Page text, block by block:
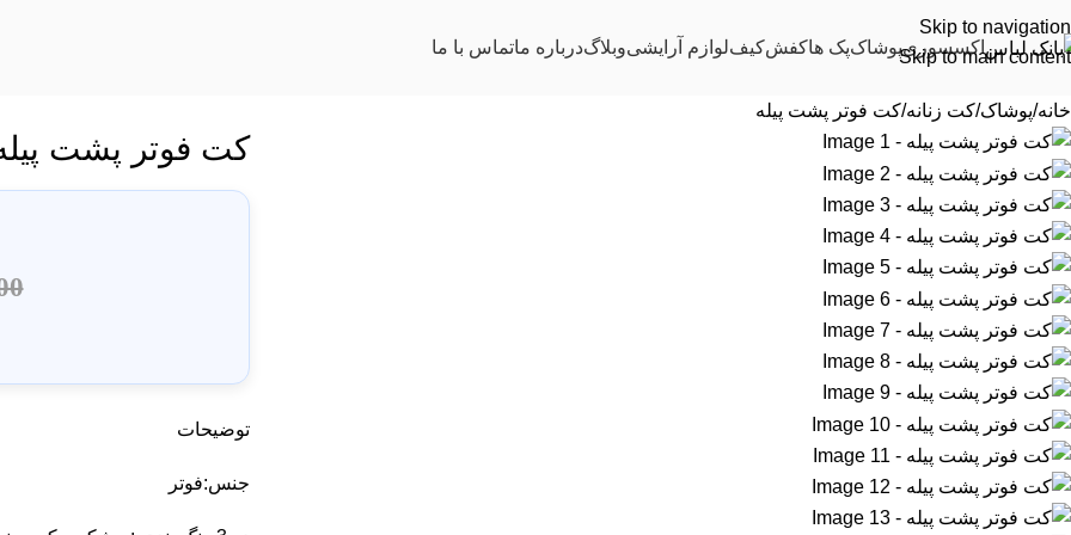
Skip to navigation
Skip to main content
اکسسوریپوشاکپک هاکفشکیفلوازم آرایشیوبلاگدرباره ماتماس با ما
خانه پوشاک کت زنانه کت فوتر پشت پیله
کت فوتر پشت
توضیحات
جنس:فوتر